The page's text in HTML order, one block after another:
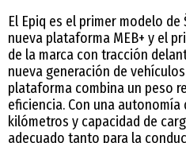
El Epiq es el primer modelo
nueva plataforma MEB+ y el
de la marca con tracción
nueva generación de
plataforma combina un peso
eficiencia. Con una
kilómetros y capacidad de
adecuado tanto para la